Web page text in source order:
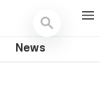
News